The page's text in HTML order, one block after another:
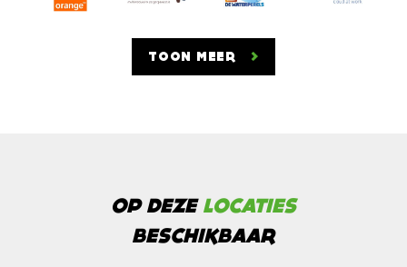
TOON MEER
OP DEZE LOCATIES
BESCHIKBAAR